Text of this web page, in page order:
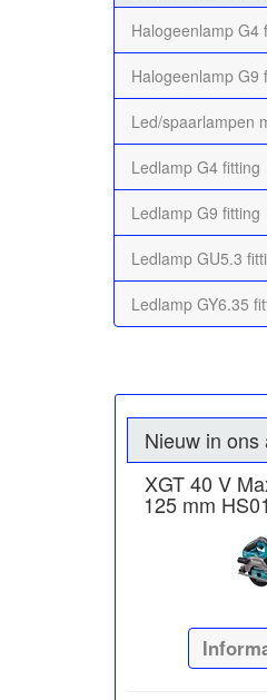
Halogeenlamp G4
Halogeenlamp G9
Led/spaarlampen
Ledlamp G4 fitting
Ledlamp G9 fitting
Ledlamp GU5.3
Ledlamp GY6.35
Nieuw in ons
XGT 40 V
125 mm